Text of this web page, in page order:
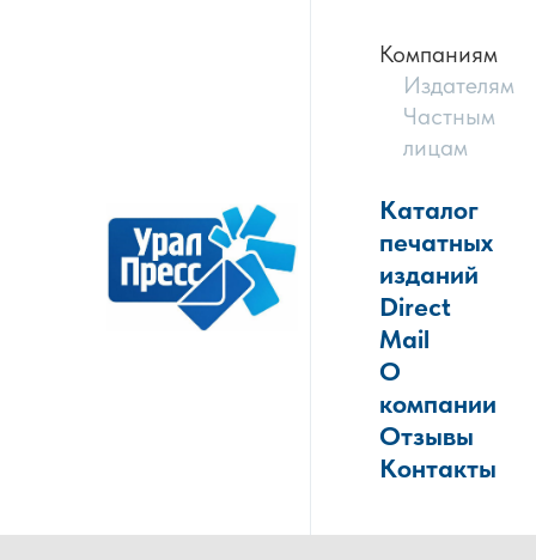
Компаниям
Издателям
Частным
лицам
Каталог
печатных
изданий
Direct
Mail
О
компании
Отзывы
Контакты